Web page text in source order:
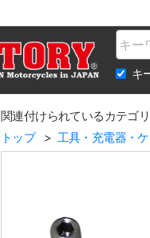
Name
キ
関連付けられているカテゴ
トップ
工具・充電器・